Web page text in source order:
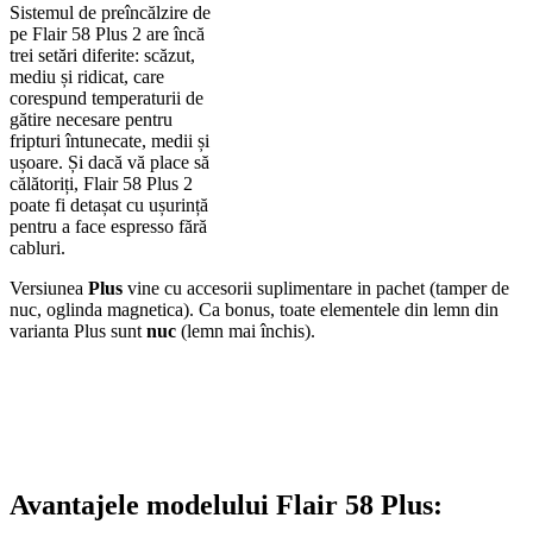
Sistemul de preîncălzire de
pe Flair 58 Plus 2 are încă
trei setări diferite: scăzut,
mediu și ridicat, care
corespund temperaturii de
gătire necesare pentru
fripturi întunecate, medii și
ușoare. Și dacă vă place să
călătoriți, Flair 58 Plus 2
poate fi detașat cu ușurință
pentru a face espresso fără
cabluri.
Versiunea Plus vine cu accesorii suplimentare in pachet (tamper de
nuc, oglinda magnetica). Ca bonus, toate elementele din lemn din
varianta Plus sunt nuc (lemn mai închis).
Avantajele modelului Flair 58 Plus: